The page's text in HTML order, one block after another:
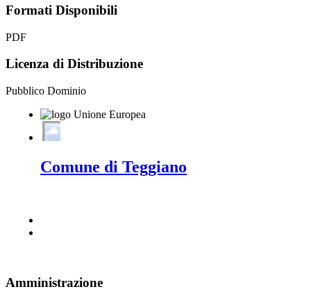
Formati Disponibili
PDF
Licenza di Distribuzione
Pubblico Dominio
Comune di Teggiano
Amministrazione